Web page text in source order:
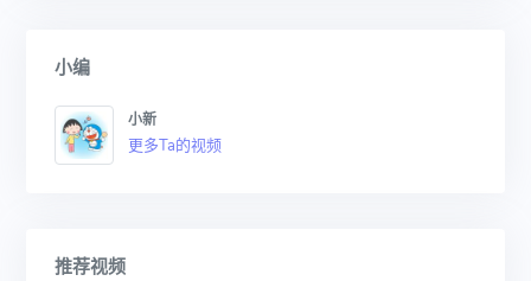
小编
小新
更多Ta的视频
推荐视频